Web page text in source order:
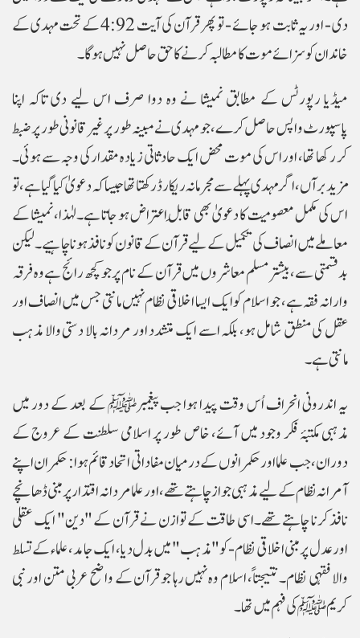
دی - اور یہ ثابت ہو جائے - تو پھر قرآن کی آیت 4:92 کے تحت مہدی کے
خاندان کو سزائے موت کا مطالبہ کرنے کا حق حاصل نہیں ہوگا۔
میڈیا رپورٹس کے مطابق نمیشا نے وہ دوا صرف اس لیے دی تاکہ اپنا
پاسپورٹ واپس حاصل کرے، جو مہدی نے مبینہ طور پر غیرقانونی طور پر ضبط
کر رکھا تھا، اور اس کی موت محض ایک حادثاتی زیادہ مقدار کی وجہ سے ہوئی۔
مزید برآں، اگر مہدی پہلے سے مجرمانہ ریکارڈ رکھتا تھا جیسا کہ دعویٰ کیا گیا ہے، تو
اس کی مکمل معصومیت کا دعویٰ بھی قابلِ اعتراض ہو جاتا ہے۔لہٰذا، نمیشا کے
معاملے میں انصاف کی تکمیل کے لیے قرآن کے قانون کو نافذ ہونا چاہیے۔ لیکن
بدقسمتی سے، بیشتر مسلم معاشروں میں قرآن کے نام پر جو کچھ رائج ہے وہ فرقہ
وارانہ فقہ ہے، جو اسلام کو ایک ایسا اخلاقی نظام نہیں مانتی جس میں انصاف اور
عقل کی منطق شامل ہو، بلکہ اسے ایک متشدد اور مردانہ بالا دستی والا مذہب
مانتی ہے۔
یہ اندرونی انحراف اُس وقت پیدا ہوا جب پیغمبرﷺ کے بعد کے دور میں
مذہبی مکتبۂ فکر وجود میں آئے، خاص طور پر اسلامی سلطنت کے عروج کے
دوران، جب علما اور حکمرانوں کے درمیان مفاداتی اتحاد قائم ہوا: حکمران اپنے
آمرانہ نظام کے لیے مذہبی جواز چاہتے تھے، اور علما مردانہ اقتدار پر مبنی ڈھانچے
نافذ کرنا چاہتے تھے۔اسی طاقت کے توازن نے قرآن کے "دین" ایک عقلی
اور عدل پر مبنی اخلاقی نظام - کو "مذہب" میں بدل دیا، ایک جامد، علماء کے تسلط
والا فقہی نظام۔ نتیجتاً، اسلام وہ نہیں رہا جو قرآن کے واضح عربی متن اور نبی
کریم ﷺ کی فہم میں تھا۔